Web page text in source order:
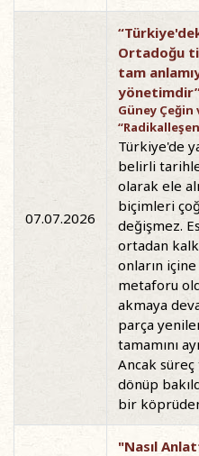
07.07.2026
Ortadoğu
tam
Güney Çeğin
Türkiye'de
belirli
olarak ele
biçimleri
değişmez.
ortadan
onların
metaforu
akmaya
parça
tamamını
Ancak süreç
dönüp
bir
"Nasıl